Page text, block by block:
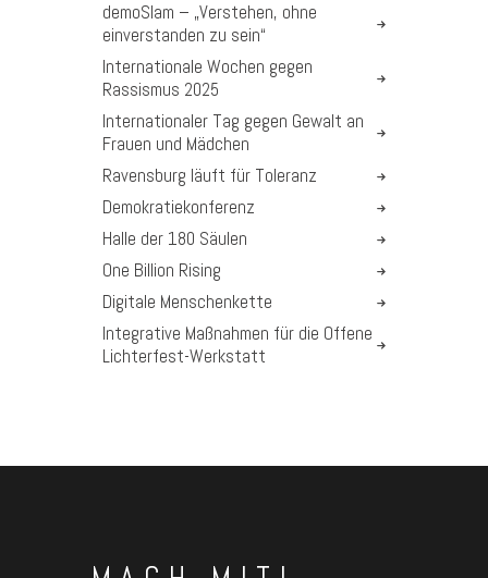
demoSlam – „Verstehen, ohne
einverstanden zu sein“
Internationale Wochen gegen
Rassismus 2025
Internationaler Tag gegen Gewalt an
Frauen und Mädchen
Ravensburg läuft für Toleranz
Demokratiekonferenz
Halle der 180 Säulen
One Billion Rising
Digitale Menschenkette
Integrative Maßnahmen für die Offene
Lichterfest-Werkstatt